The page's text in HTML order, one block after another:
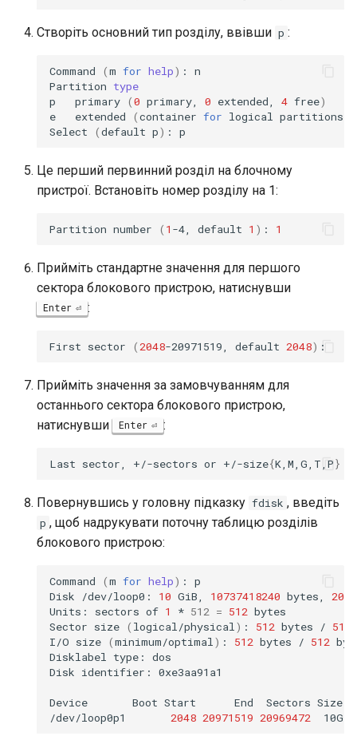
Створіть основний тип розділу, ввівши p :
Command (m for help) :
n
Partition type
p
primary (0 primary, 0 extended, 4 free)
e
extended (container for logical partitions
Select
(default p) :
Це перший первинний розділ на блочному
пристрої. Встановіть номер розділу на 1:
Partition number ( 1 -4, default 1 ) : 1
Прийміть стандартне значення для першого
сектора блокового пристрою, натиснувши
Enter :
First sector ( 2048-20971519, default 2048)
Прийміть значення за замовчуванням для
останнього сектора блокового пристрою,
натиснувши Enter :
Last sector, +/-sectors or +/-size{K,M,G,T,P}
Повернувшись у головну підказку fdisk , введіть
p , щоб надрукувати поточну таблицю розділів
блокового пристрою:
Command (m for help) :
p
Disk
/dev/loop0: 10 GiB, 10737418240 bytes,
Units:
sectors of 1 * 512 = 512 bytes
Sector size ( logical/physical ) : 512 bytes / 512
I/O size (minimum/optimal ) : 512 bytes / 512
Disklabel
type:
dos
Disk identifier: 0xe3aa91a1
Device Boot Start End Sectors Size
/dev/loop0p1
2048 20971519 20969472 10G